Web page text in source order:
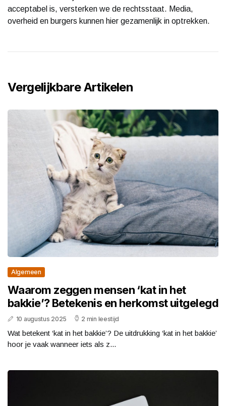
acceptabel is, versterken we de rechtsstaat. Media,
overheid en burgers kunnen hier gezamenlijk in optrekken.
Vergelijkbare Artikelen
Algemeen
Waarom zeggen mensen ‘kat in het
bakkie’? Betekenis en herkomst uitgelegd
10 augustus 2025 2 min leestijd
Wat betekent ‘kat in het bakkie’? De uitdrukking ‘kat in het bakkie’
hoor je vaak wanneer iets als z...